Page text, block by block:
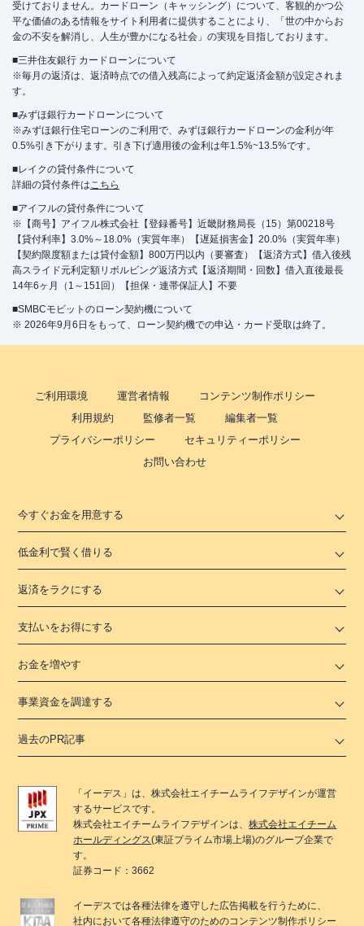
受けておりません。カードローン（キャッシング）について、客観的かつ公
平な価値のある情報をサイト利用者に提供することにより、「世の中からお
金の不安を解消し、人生が豊かになる社会」の実現を目指しております。
■三井住友銀行 カードローンについて
※毎月の返済は、返済時点での借入残高によって約定返済金額が設定されま
す。
■みずほ銀行カードローンについて
※みずほ銀行住宅ローンのご利用で、みずほ銀行カードローンの金利が年
0.5%引き下がります。引き下げ適用後の金利は年1.5%~13.5%です。
■レイクの貸付条件について
詳細の貸付条件はこちら
■アイフルの貸付条件について
※【商号】アイフル株式会社【登録番号】近畿財務局長（15）第00218号
【貸付利率】3.0%～18.0%（実質年率）【遅延損害金】20.0%（実質年率）
【契約限度額または貸付金額】800万円以内（要審査）【返済方式】借入後残
高スライド元利定額リボルビング返済方式【返済期間・回数】借入直後最長
14年6ヶ月（1～151回）【担保・連帯保証人】不要
■SMBCモビットのローン契約機について
※ 2026年9月6日をもって、ローン契約機での申込・カード受取は終了。
ご利用環境 運営者情報
コンテンツ制作ポリシー
利用規約
監修者一覧
編集者一覧
プライバシーポリシー
セキュリティーポリシー
お問い合わせ
今すぐお金を用意する
低金利で賢く借りる
返済をラクにする
支払いをお得にする
お金を増やす
事業資金を調達する
過去のPR記事
「 イーデス 」は、株式会社エイチームライフデザインが運営
するサービスです。
株式会社エイチームライフデザインは、株式会社エイチーム
ホールディングス(東証プライム市場上場)のグループ企業で
す。
証券コード：3662
イーデスでは各種法律を遵守した広告掲載を行うために、
社内において各種法律遵守のためのコンテンツ制作ポリシー